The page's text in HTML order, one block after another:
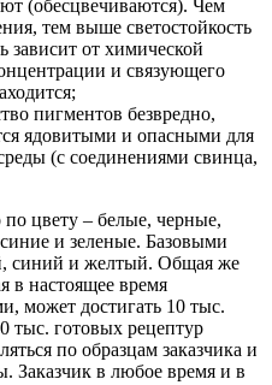
(обесцвечиваются). Чем
тем выше светостойкость
зависит от химической
и связующего
пигментов безвредно,
ядовитыми и опасными для
(с соединениями свинца,
цвету – белые, черные,
и зеленые. Базовыми
синий и желтый. Общая же
в настоящее время
может достигать 10 тыс.
тыс. готовых рецептур
по образцам заказчика и
Заказчик в любое время и в